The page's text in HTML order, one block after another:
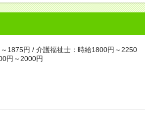
1875円 / 介護福祉士：時給1800円～2250
円～2000円